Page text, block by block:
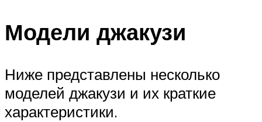
Модели джакузи
Ниже представлены несколько
моделей джакузи и их краткие
характеристики.